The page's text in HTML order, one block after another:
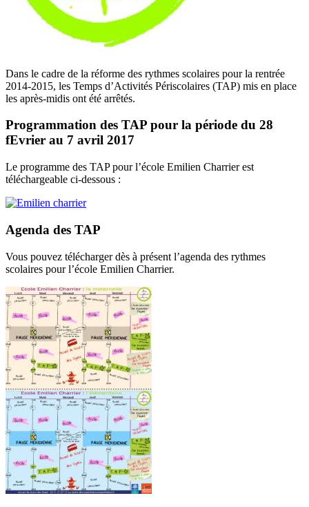
Dans le cadre de la réforme des rythmes scolaires pour la rentrée
2014-2015, les Temps d’Activités Périscolaires (TAP) mis en place
les après-midis ont été arrêtés.
Programmation des TAP pour la période du 28
fEvrier au 7 avril 2017
Le programme des TAP pour l’école Emilien Charrier est
téléchargeable ci-dessous :
Agenda des TAP
Vous pouvez télécharger dès à présent l’agenda des rythmes
scolaires pour l’école Emilien Charrier.